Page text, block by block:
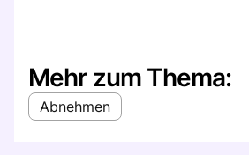
Mehr zum Thema:
Abnehmen